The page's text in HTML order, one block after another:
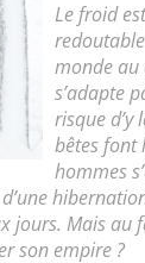
Le froid
monde au
s’adapte
risque d’y
bêtes font
hommes
jours. Mais au
son empire ?